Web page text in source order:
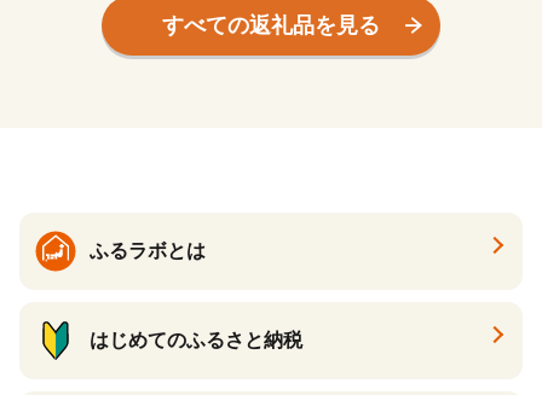
ァッション
ファッション
すべての返礼品を見る
ふるラボとは
はじめてのふるさと納税